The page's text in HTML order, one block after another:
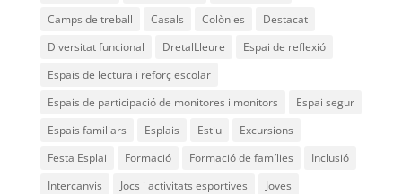
Camps de treball
Casals Colònies
Destacat
Diversitat funcional
DretalLleure
Espai de reflexió
Espais de lectura i reforç escolar
Espais de participació de monitores i monitors
Espai segur
Espais familiars
Esplais Estiu
Excursions
Festa Esplai
Formació Formació de famílies
Inclusió
Intercanvis
Jocs i activitats esportives
Joves
CONEIX FUNDESPLAI
La Fundació
L'equip
Missió i valors
Els comptes clars